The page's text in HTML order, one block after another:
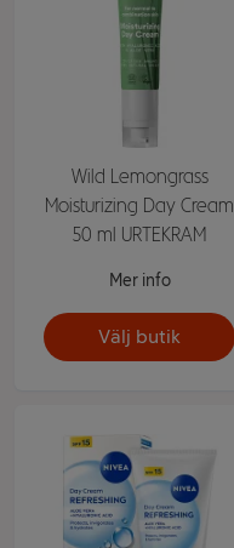
Wild Lemongrass
Moisturizing Day Cream
50 ml URTEKRAM
Mer info
Välj butik